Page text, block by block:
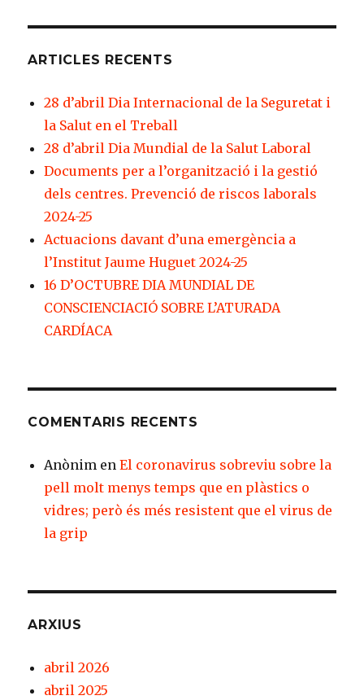
ARTICLES RECENTS
28 d’abril Dia Internacional de la Seguretat i
la Salut en el Treball
28 d’abril Dia Mundial de la Salut Laboral
Documents per a l’organització i la gestió
dels centres. Prevenció de riscos laborals
2024-25
Actuacions davant d’una emergència a
l’Institut Jaume Huguet 2024-25
16 D’OCTUBRE DIA MUNDIAL DE
CONSCIENCIACIÓ SOBRE L’ATURADA
CARDÍACA
COMENTARIS RECENTS
Anònim enEl coronavirus sobreviu sobre la
pell molt menys temps que en plàstics o
vidres; però és més resistent que el virus de
la grip
ARXIUS
abril 2026
abril 2025